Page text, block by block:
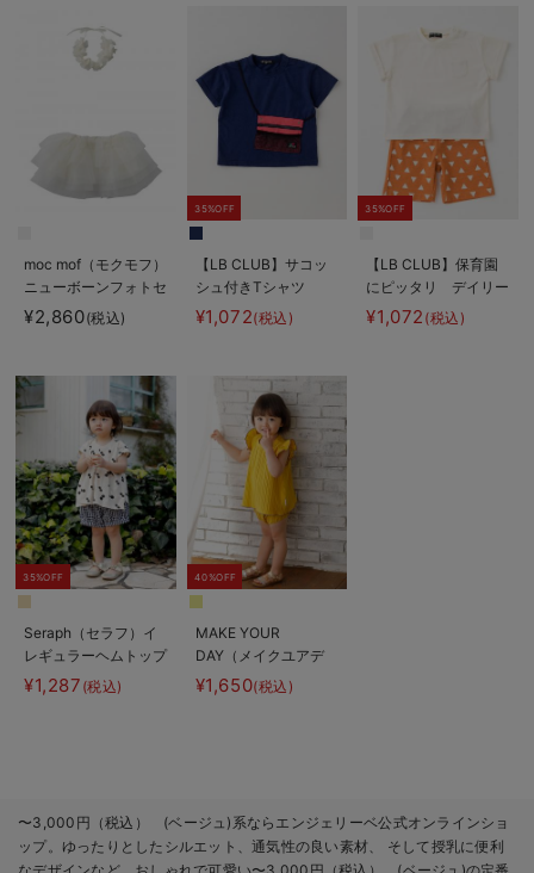
moc mof（モクモフ）
ニューボーンフォトセ
ット
¥2,860(税込)
35%OFF
【LB CLUB】サコッ
シュ付きTシャツ
¥1,072(税込)
35%OFF
【LB CLUB】保育園
にピッタリ デイリー
Tシャツ＆パンツ2点
セット
¥1,072 (税込)
35%OFF
Seraph（セラフ）イ
レギュラーヘムトップ
ス
¥1,287 (税込)
40%OFF
MAKE YOUR
DAY（メイクユアデ
イ）プリーツセットア
ップ
¥1,650(税込)
〜3,000円（税込） (ベージュ)系ならエンジェリーベ公式オンラインショ
ップ。ゆったりとしたシルエット、通気性の良い素材、 そして授乳に便利